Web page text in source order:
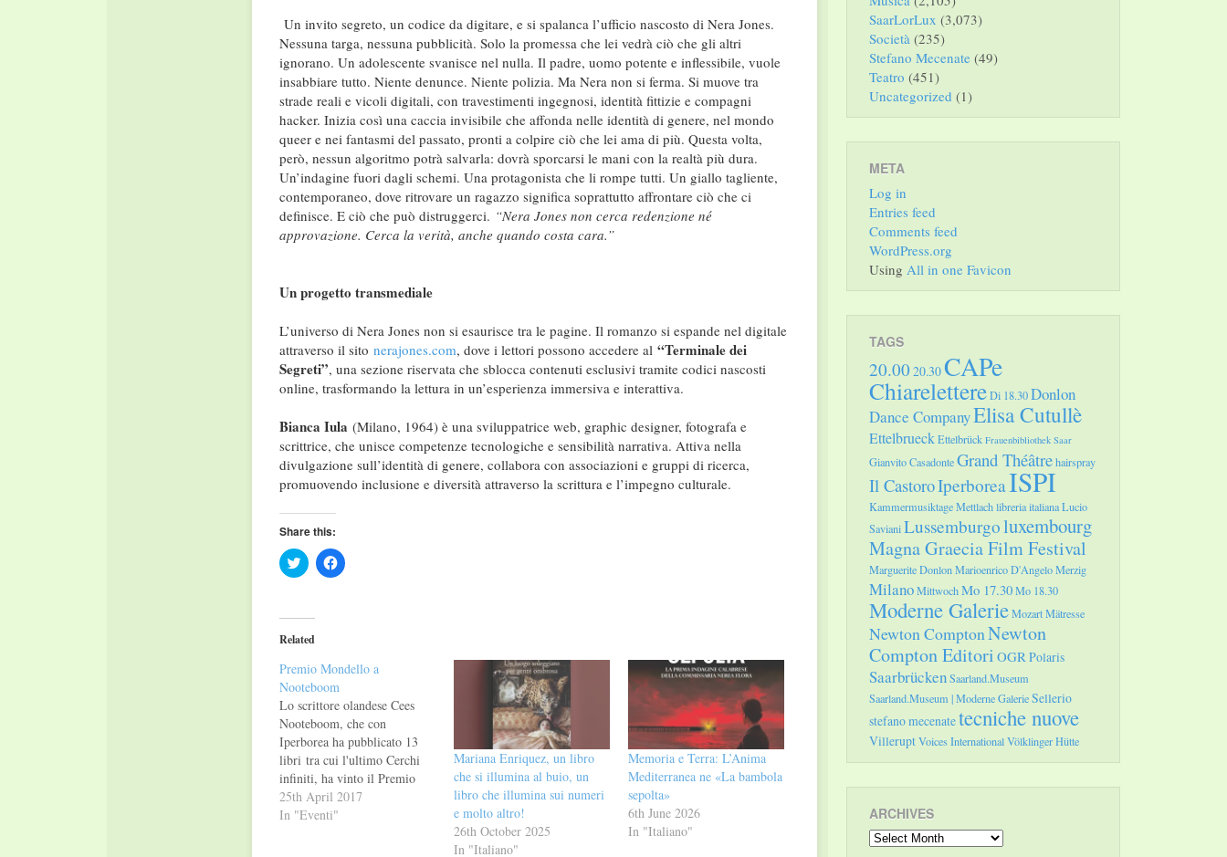
Un invito segreto, un codice da digitare, e si spalanca l’ufficio nascosto di Nera Jones.
Nessuna targa, nessuna pubblicità. Solo la promessa che lei vedrà ciò che gli altri
ignorano. Un adolescente svanisce nel nulla. Il padre, uomo potente e inflessibile, vuole
insabbiare tutto. Niente denunce. Niente polizia. Ma Nera non si ferma. Si muove tra
strade reali e vicoli digitali, con travestimenti ingegnosi, identità fittizie e compagni
hacker. Inizia così una caccia invisibile che affonda nelle identità di genere, nel mondo
queer e nei fantasmi del passato, pronti a colpire ciò che lei ama di più. Questa volta,
però, nessun algoritmo potrà salvarla: dovrà sporcarsi le mani con la realtà più dura.
Un’indagine fuori dagli schemi. Una protagonista che li rompe tutti. Un giallo tagliente,
contemporaneo, dove ritrovare un ragazzo significa soprattutto affrontare ciò che ci
definisce. E ciò che può distruggerci. “Nera Jones non cerca redenzione né
approvazione. Cerca la verità, anche quando costa cara.”
Un progetto transmediale
L’universo di Nera Jones non si esaurisce tra le pagine. Il romanzo si espande nel digitale
attraverso il sito nerajones.com, dove i lettori possono accedere al “Terminale dei
Segreti”, una sezione riservata che sblocca contenuti esclusivi tramite codici nascosti
online, trasformando la lettura in un’esperienza immersiva e interattiva.
Bianca Iula (Milano, 1964) è una sviluppatrice web, graphic designer, fotografa e
scrittrice, che unisce competenze tecnologiche e sensibilità narrativa. Attiva nella
divulgazione sull’identità di genere, collabora con associazioni e gruppi di ricerca,
promuovendo inclusione e diversità attraverso la scrittura e l’impegno culturale.
Share this:
Click
to
(Opens
in
new
Click
to
Related
Premio Mondello a
Nooteboom
Lo scrittore olandese Cees
Nooteboom, che con
Iperborea ha pubblicato 13
libri tra cui l'ultimo Cerchi
infiniti, ha vinto il Premio
Letterario Internazionale
Mondello - sezione Autore
25th April 2017
In "Eventi"
Mariana Enriquez, un libro
che si illumina al buio, un
libro che illumina sui numeri
e molto altro!
26th October 2025
In "Italiano"
Memoria e Terra: L’Anima
Mediterranea ne «La bambola
sepolta»
6th June 2026
In "Italiano"
SaarLorLux (3,073)
Società (235)
Stefano Mecenate (49)
Teatro (451)
Uncategorized (1)
META
Log in
Entries feed
Comments feed
WordPress.org
Using All in one Favicon
TAGS
20.00 20.30CAPe
ChiarelettereDi 18.30Donlon
Dance CompanyElisa Cutullè
EttelbrueckEttelbrück Frauenbibliothek Saar
Gianvito CasadonteGrand Théâtrehairspray
Il CastoroIperboreaISPI
Kammermusiktage Mettlachlibreria italianaLucio
SavianiLussemburgoluxembourg
Magna Graecia Film Festival
Marguerite DonlonMarioenrico D'AngeloMerzig
MilanoMittwochMo 17.30Mo 18.30
Moderne GalerieMozartMätresse
Newton ComptonNewton
Compton Editori OGRPolaris
SaarbrückenSaarland.Museum
Saarland.Museum | Moderne GalerieSellerio
stefano mecenatetecniche nuove
VilleruptVoices InternationalVölklinger Hütte
ARCHIVES
Archives